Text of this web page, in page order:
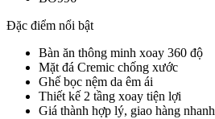
Đặc điểm nổi bật
Bàn ăn thông minh xoay 360 độ
Mặt đá Cremic chống xước
Ghế bọc nệm da êm ái
Thiết kế 2 tầng xoay tiện lợi
Giá thành hợp lý, giao hàng nhanh